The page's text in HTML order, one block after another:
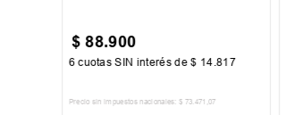
$ 88.900
6 cuotas SIN interés de$ 14 .817
Precio sin impuestos nacionales: $ 73.471 ,07